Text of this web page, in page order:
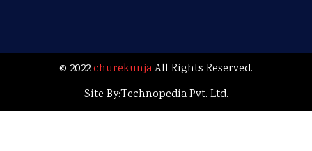
© 2022churekunjaAll Rights Reserved.
Site By:Technopedia Pvt. Ltd.